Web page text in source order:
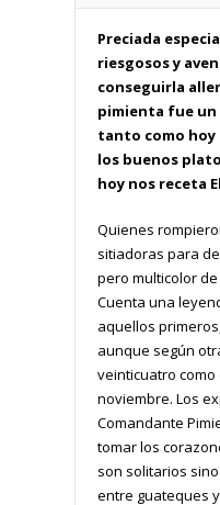
Preciada
riesgosos y
conseguirla
pimienta fue
tanto como hoy
los buenos
hoy nos receta
Quienes
sitiadoras para
pero multicolor
Cuenta una
aquellos
aunque según
veinticuatro como
noviembre. Los
Comandante
tomar los
son solitarios
entre guateques